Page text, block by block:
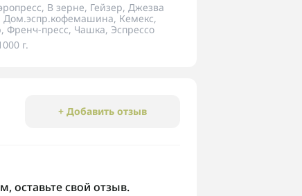
В зерне, Гейзер, Джезва
Дом.эспр.кофемашина, Кемекс,
Френч-пресс, Чашка, Эспрессо
г.
+ Добавить отзыв
оставьте свой отзыв.